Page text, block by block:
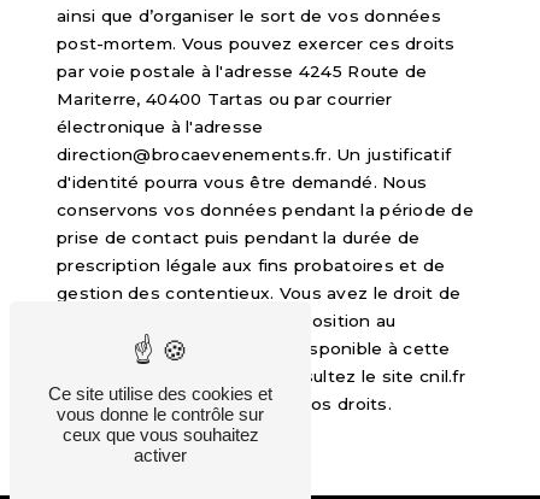
ainsi que d’organiser le sort de vos données
post-mortem. Vous pouvez exercer ces droits
par voie postale à l'adresse 4245 Route de
Mariterre, 40400 Tartas ou par courrier
électronique à l'adresse
direction@brocaevenements.fr. Un justificatif
d'identité pourra vous être demandé. Nous
conservons vos données pendant la période de
prise de contact puis pendant la durée de
prescription légale aux fins probatoires et de
gestion des contentieux. Vous avez le droit de
vous inscrire sur la liste d'opposition au
démarchage téléphonique, disponible à cette
. Consultez le site cnil.fr
pour plus d’informations sur vos droits.
Ce site utilise des cookies et
vous donne le contrôle sur
ceux que vous souhaitez
activer